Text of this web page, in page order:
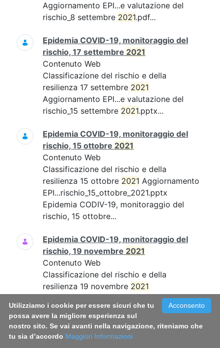
Aggiornamento EPI...e valutazione del
rischio_8 settembre 2021.pdf...
Epidemia COVID-19, monitoraggio del
rischio, 17 settembre 2021
Contenuto Web
Classificazione del rischio e della
resilienza 17 settembre 2021
Aggiornamento EPI...e valutazione del
rischio_15 settembre 2021.pptx...
Epidemia COVID-19, monitoraggio del
rischio, 15 ottobre 2021
Contenuto Web
Classificazione del rischio e della
resilienza 15 ottobre 2021 Aggiornamento
EPI...rischio_15_ottobre_2021.pptx
Epidemia CODIV-19, monitoraggio del
rischio, 15 ottobre...
Epidemia COVID-19, monitoraggio del
rischio, 19 novembre 2021
Contenuto Web
Classificazione del rischio e della
resilienza 19 novembre 2021
Aggiornamento EPI...19_novembre_21.pdf
Epidemia COVID-19, monitoraggio del
rischio, 19 novembre...
Acconsento
Utilizziamo i cookie per essere sicuri che tu
possa avere la migliore esperienza sul
nostro sito. Se vai avanti nella navigazione, riteniamo che
tu sia d’accordo Maggiori Informazioni